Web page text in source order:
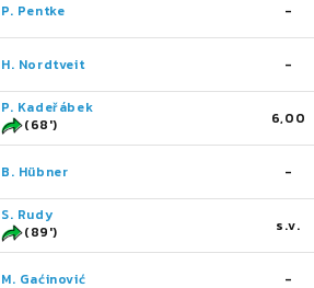
P. Pentke -
H. Nordtveit -
P. Kadeřábek
(68')
6,00
B. Hübner -
S. Rudy
(89')
s.v.
M. Gaćinović -